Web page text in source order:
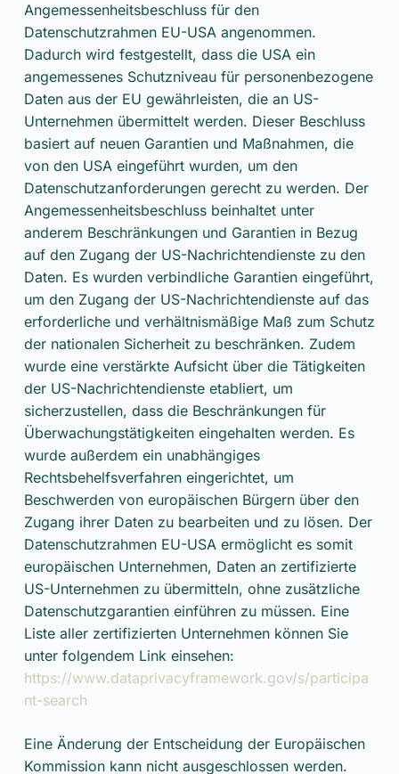
Angemessenheitsbeschluss für den
Datenschutzrahmen EU-USA angenommen.
Dadurch wird festgestellt, dass die USA ein
angemessenes Schutzniveau für personenbezogene
Daten aus der EU gewährleisten, die an US-
Unternehmen übermittelt werden. Dieser Beschluss
basiert auf neuen Garantien und Maßnahmen, die
von den USA eingeführt wurden, um den
Datenschutzanforderungen gerecht zu werden. Der
Angemessenheitsbeschluss beinhaltet unter
anderem Beschränkungen und Garantien in Bezug
auf den Zugang der US-Nachrichtendienste zu den
Daten. Es wurden verbindliche Garantien eingeführt,
um den Zugang der US-Nachrichtendienste auf das
erforderliche und verhältnismäßige Maß zum Schutz
der nationalen Sicherheit zu beschränken. Zudem
wurde eine verstärkte Aufsicht über die Tätigkeiten
der US-Nachrichtendienste etabliert, um
sicherzustellen, dass die Beschränkungen für
Überwachungstätigkeiten eingehalten werden. Es
wurde außerdem ein unabhängiges
Rechtsbehelfsverfahren eingerichtet, um
Beschwerden von europäischen Bürgern über den
Zugang ihrer Daten zu bearbeiten und zu lösen. Der
Datenschutzrahmen EU-USA ermöglicht es somit
europäischen Unternehmen, Daten an zertifizierte
US-Unternehmen zu übermitteln, ohne zusätzliche
Datenschutzgarantien einführen zu müssen. Eine
Liste aller zertifizierten Unternehmen können Sie
unter folgendem Link einsehen:
https://www.dataprivacyframework.gov/s/participa
nt-search
Eine Änderung der Entscheidung der Europäischen
Kommission kann nicht ausgeschlossen werden.